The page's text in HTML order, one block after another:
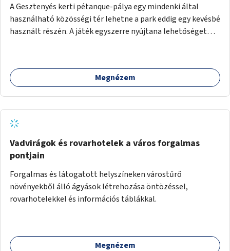
A Gesztenyés kerti pétanque-pálya egy mindenki által
használható közösségi tér lehetne a park eddig egy kevésbé
használt részén. A játék egyszerre nyújtana lehetőséget
autizmussal vagy demenciával élő emberek számára is.
Megnézem
Vadvirágok és rovarhotelek a város forgalmas
pontjain
Forgalmas és látogatott helyszíneken várostűrő
növényekből álló ágyások létrehozása öntözéssel,
rovarhotelekkel és információs táblákkal.
Megnézem